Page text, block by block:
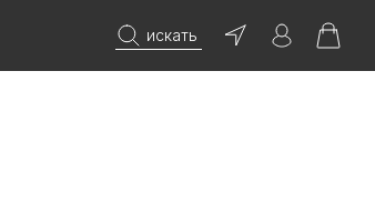
искать